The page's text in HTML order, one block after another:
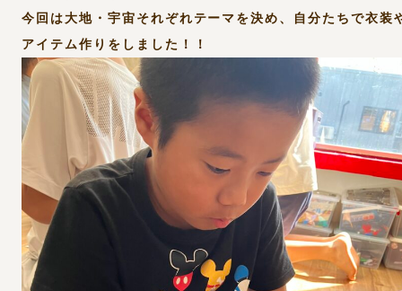
今回は大地・宇宙それぞれテーマを決め、自分たちで衣装
アイテム作りをしました！！